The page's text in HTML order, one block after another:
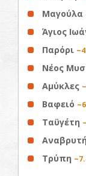
Μαγούλα
Άγιος
Παρόρι
Νέος
Αμύκλες
Βαφειό
Ταϋγέτη
Αναβρυτή
Τρύπη